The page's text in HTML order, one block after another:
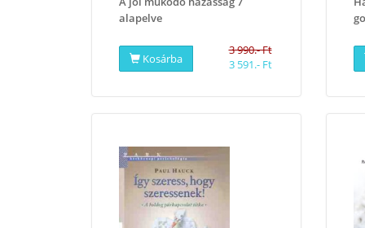
alapelve
Kosárba
3 990.- Ft
3 591.- Ft